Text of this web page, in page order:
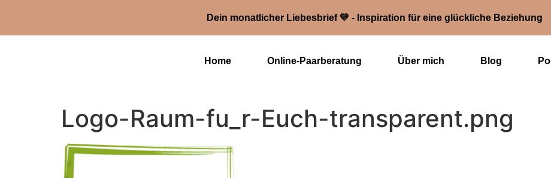
Dein monatlicher Liebesbrief 💛 - Inspiration für eine glückliche Beziehung
Home Online-Paarberatung Über mich Blog
Logo-Raum-fu_r-Euch-transparent.png